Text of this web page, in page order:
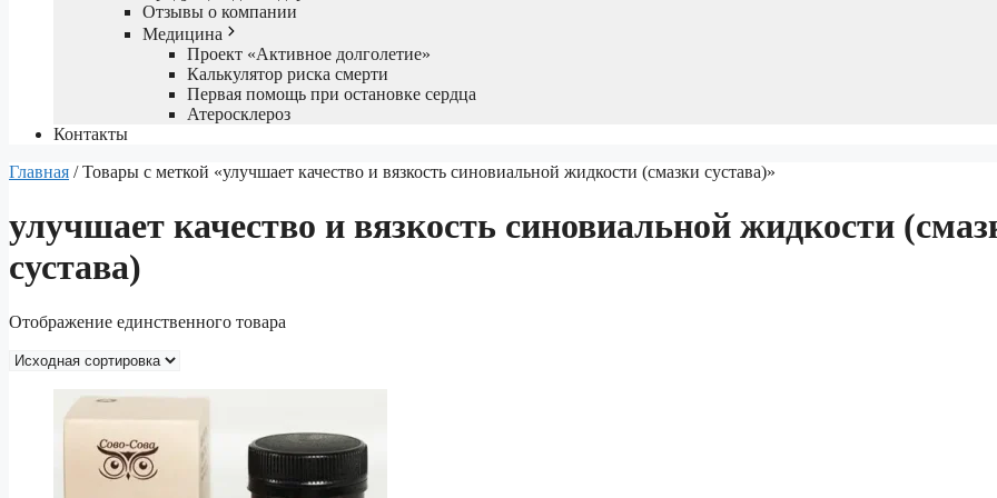
Отзывы о компании
Медицина
Проект «Активное долголетие»
Калькулятор риска смерти
Первая помощь при остановке сердца
Атеросклероз
Контакты
Главная / Товары с меткой «улучшает качество и вязкость синовиальной жидкости (смазки сустава)»
улучшает качество и вязкость синовиальной жидкости
сустава)
Отображение единственного товара